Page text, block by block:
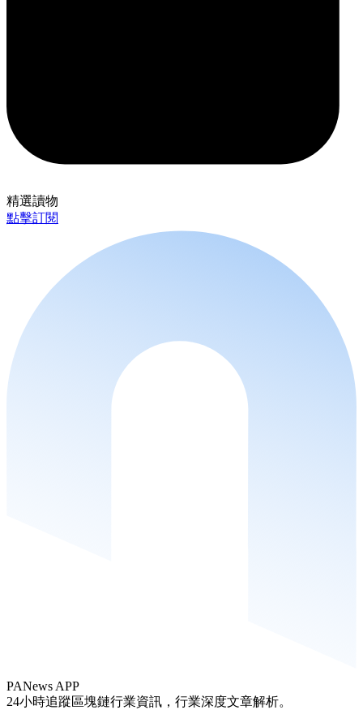
精選讀物
點擊訂閱
PANews APP
24小時追蹤區塊鏈行業資訊，行業深度文章解析。